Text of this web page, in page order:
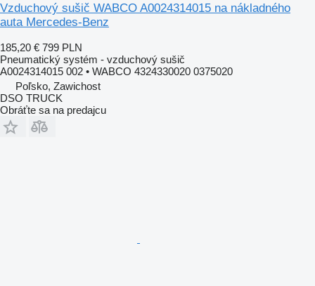
Vzduchový sušič WABCO A0024314015 na nákladného
auta Mercedes-Benz
185,20 € 799 PLN
Pneumatický systém - vzduchový sušič
A0024314015 002 • WABCO 4324330020 0375020
Poľsko, Zawichost
DSO TRUCK
Obráťte sa na predajcu